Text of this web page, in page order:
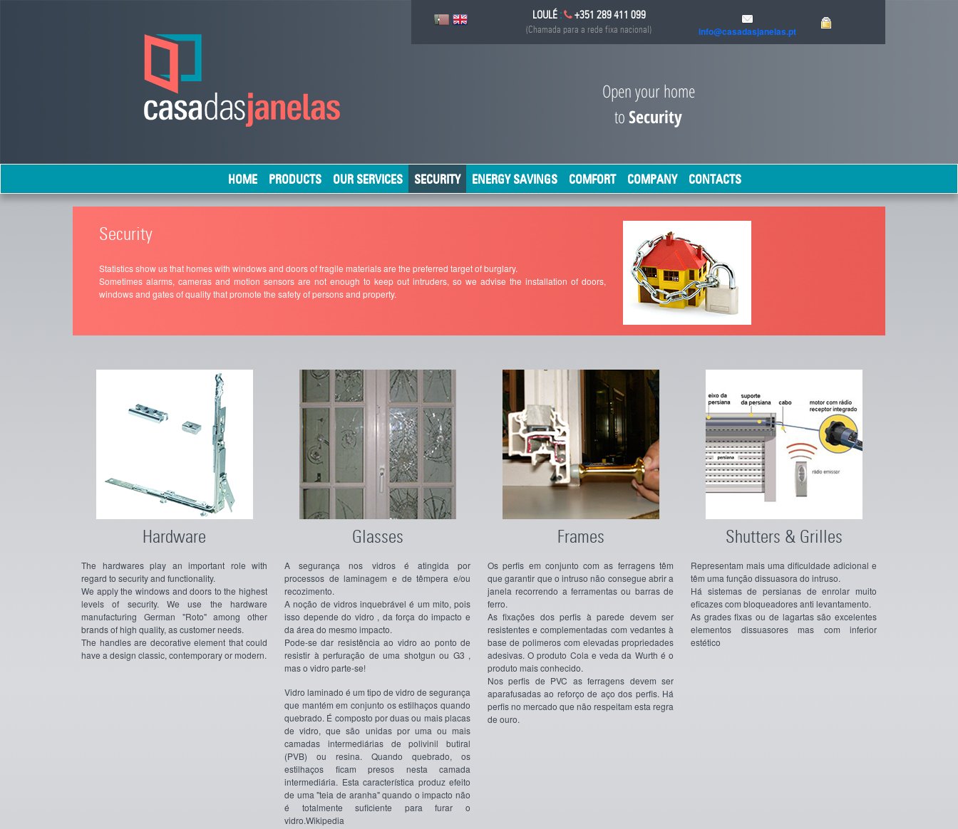
LOULÉ : +351 289 411 099
(Chamada para a rede fixa nacional) info@casadasjanelas.pt
Open your home
toSecurity
HOME PRODUCTS OUR SERVICES SECURITY ENERGY SAVINGS COMFORT COMPANY CONTACTS
Security
Statistics show us that homes with windows and doors of fragile materials are the preferred target of burglary.
Sometimes alarms, cameras and motion sensors are not enough to keep out intruders, so we advise the installation of doors,
windows and gates of quality that promote the safety of persons and property.
Hardware
The hardwares play an important role with
regard to security and functionality.
We apply the windows and doors to the highest
levels of security. We use the hardware
manufacturing German "Roto" among other
brands of high quality, as customer needs.
The handles are decorative element that could
have a design classic, contemporary or modern.
Glasses
A segurança nos vidros é atingida por
processos de laminagem e de têmpera e/ou
recozimento.
A noção de vidros inquebrável é um mito, pois
isso depende do vidro , da força do impacto e
da área do mesmo impacto.
Pode-se dar resistência ao vidro ao ponto de
resistir à perfuração de uma shotgun ou G3 ,
mas o vidro parte-se!
Vidro laminado é um tipo de vidro de segurança
que mantém em conjunto os estilhaços quando
quebrado. É composto por duas ou mais placas
de vidro, que são unidas por uma ou mais
camadas intermediárias de polivinil butiral
(PVB) ou resina. Quando quebrado, os
estilhaços ficam presos nesta camada
intermediária. Esta característica produz efeito
de uma "teia de aranha" quando o impacto não
é totalmente suficiente para furar o
vidro.Wikipedia
Frames
Os perfis em conjunto com as ferragens têm
que garantir que o intruso não consegue abrir a
janela recorrendo a ferramentas ou barras de
ferro.
As fixações dos perfis à parede devem ser
resistentes e complementadas com vedantes à
base de polimeros com elevadas propriedades
adesivas. O produto Cola e veda da Wurth é o
produto mais conhecido.
Nos perfis de PVC as ferragens devem ser
aparafusadas ao reforço de aço dos perfis. Há
perfis no mercado que não respeitam esta regra
de ouro.
Shutters & Grilles
Representam mais uma dificuldade adicional e
têm uma função dissuasora do intruso.
Há sistemas de persianas de enrolar muito
eficazes com bloqueadores anti levantamento.
As grades fixas ou de lagartas são excelentes
elementos dissuasores mas com inferior
estético